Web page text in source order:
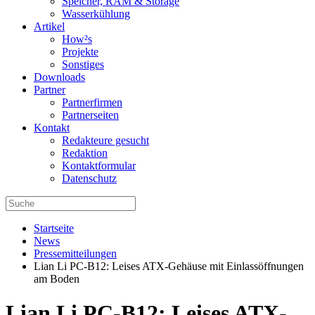
Wasserkühlung
Artikel
How²s
Projekte
Sonstiges
Downloads
Partner
Partnerfirmen
Partnerseiten
Kontakt
Redakteure gesucht
Redaktion
Kontaktformular
Datenschutz
Startseite
News
Pressemitteilungen
Lian Li PC-B12: Leises ATX-Gehäuse mit Einlassöffnungen
am Boden